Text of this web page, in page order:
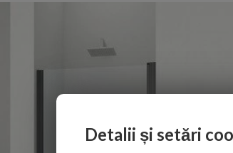
Detalii și setări